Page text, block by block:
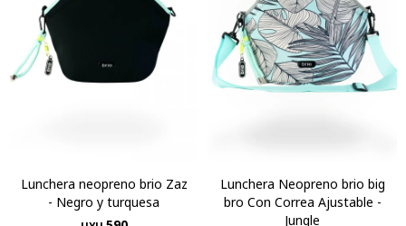
Lunchera neopreno brio Zaz
- Negro y turquesa
Lunchera Neopreno brio big
bro Con Correa Ajustable -
Jungle